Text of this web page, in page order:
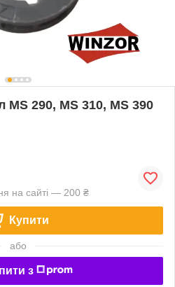
MS 290, MS 310, MS 390
на сайті — 200 ₴
Купити
або
з